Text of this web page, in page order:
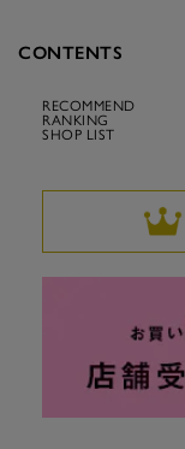
CONTENTS
RECOMMEND
RANKING
SHOP LIST